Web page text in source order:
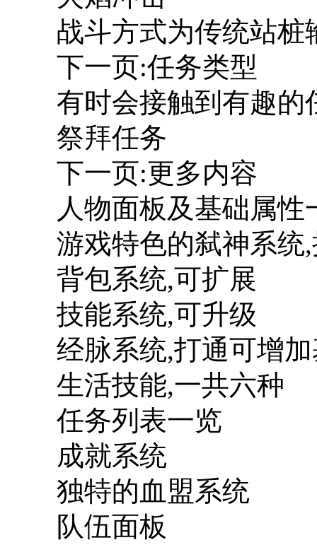
战斗方式为传统站桩
下一页:任务类型
有时会接触到有趣的
祭拜任务
下一页:更多内容
人物面板及基础属性
游戏特色的弑神系统
背包系统,可扩展
技能系统,可升级
经脉系统,打通可增
生活技能,一共六种
任务列表一览
成就系统
独特的血盟系统
队伍面板